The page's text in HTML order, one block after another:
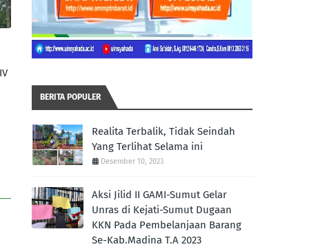
BERITA POPULER
Realita Terbalik, Tidak Seindah
Yang Terlihat Selama ini
Desember 10, 2023
Aksi Jilid II GAMI-Sumut Gelar
Unras di Kejati-Sumut Dugaan
KKN Pada Pembelanjaan Barang
Se-Kab.Madina T.A 2023